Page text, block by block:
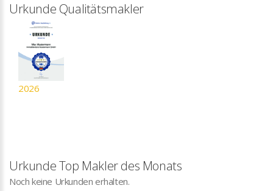
Urkunde Qualitätsmakler
2026
Urkunde Top Makler des Monats
Noch keine Urkunden erhalten.